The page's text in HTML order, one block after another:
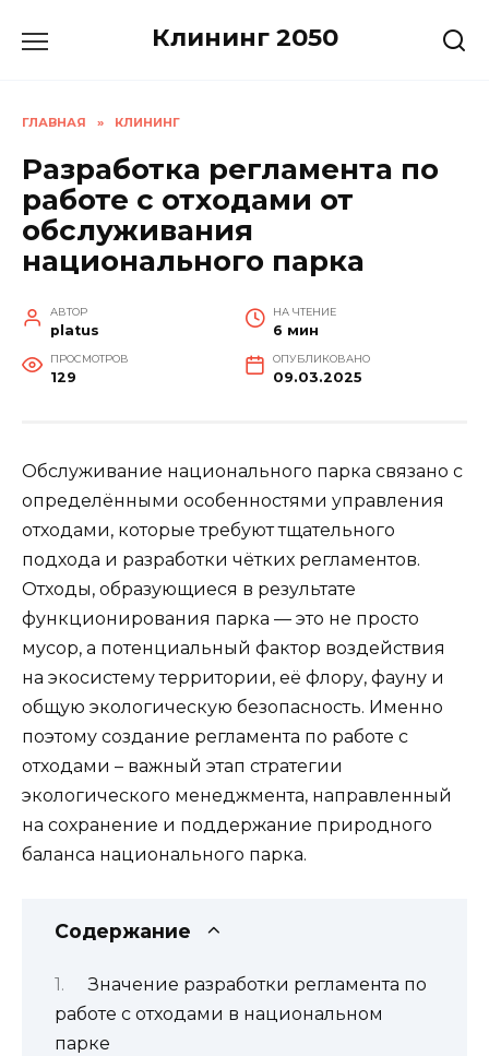
Клининг 2050
ГЛАВНАЯ » КЛИНИНГ
Разработка регламента по
работе с отходами от
обслуживания
национального парка
АВТОР
platus
НА ЧТЕНИЕ
6 мин
ПРОСМОТРОВ
129
ОПУБЛИКОВАНО
09.03.2025
Обслуживание национального парка связано с
определёнными особенностями управления
отходами, которые требуют тщательного
подхода и разработки чётких регламентов.
Отходы, образующиеся в результате
функционирования парка — это не просто
мусор, а потенциальный фактор воздействия
на экосистему территории, её флору, фауну и
общую экологическую безопасность. Именно
поэтому создание регламента по работе с
отходами – важный этап стратегии
экологического менеджмента, направленный
на сохранение и поддержание природного
баланса национального парка.
Содержание
Значение разработки регламента по
работе с отходами в национальном
парке